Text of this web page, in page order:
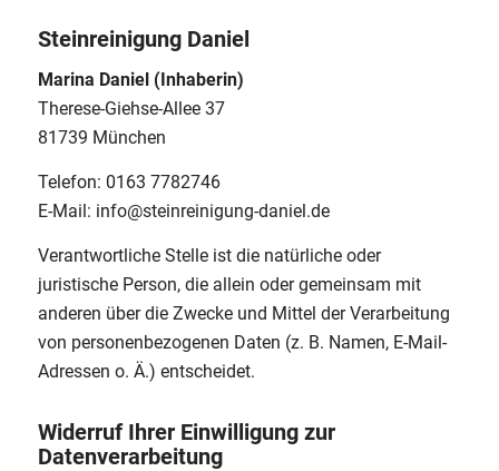
Steinreinigung Daniel
Marina Daniel (Inhaberin)
Therese-Giehse-Allee 37
81739 München
Telefon: 0163 7782746
E-Mail: info@steinreinigung-daniel.de
Verantwortliche Stelle ist die natürliche oder
juristische Person, die allein oder gemeinsam mit
anderen über die Zwecke und Mittel der Verarbeitung
von personenbezogenen Daten (z. B. Namen, E-Mail-
Adressen o. Ä.) entscheidet.
Widerruf Ihrer Einwilligung zur
Datenverarbeitung